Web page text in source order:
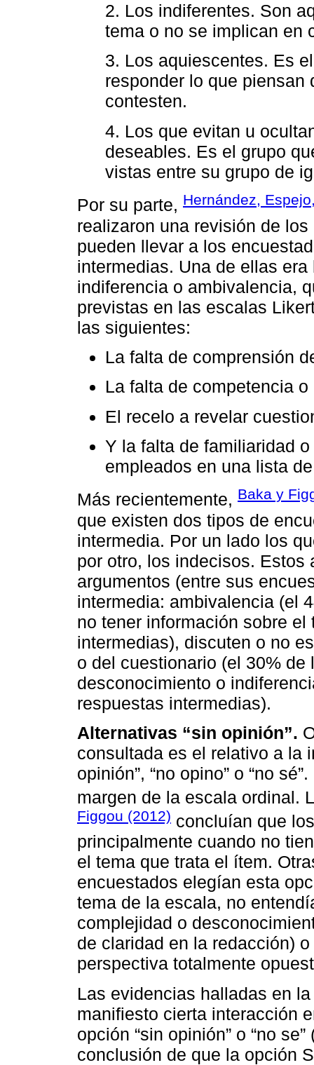
2. Los indiferentes. Son
tema o no se implican en
3. Los aquiescentes. Es
responder lo que piensan
contesten.
4. Los que evitan u
deseables. Es el grupo
vistas entre su grupo de
Por su parte, Hernández,
realizaron una revisión de
pueden llevar a los
intermedias. Una de ellas
indiferencia o ambivalencia,
previstas en las escalas
las siguientes:
La falta de comprensión
La falta de competencia
El recelo a revelar
Y la falta de familiaridad
empleados en una lista
Más recientemente, Baka y
que existen dos tipos de
intermedia. Por un lado los
por otro, los indecisos. Estos
argumentos (entre sus
intermedia: ambivalencia (el
no tener información sobre
intermedias), discuten o no
o del cuestionario (el 30%
desconocimiento o
respuestas intermedias).
Alternativas “sin opinión”.
consultada es el relativo a la
opinión”, “no opino” o “no
margen de la escala ordinal.
Figgou (2012) concluían que
principalmente cuando no
el tema que trata el ítem.
encuestados elegían esta
tema de la escala, no
complejidad o
de claridad en la redacción)
perspectiva totalmente
Las evidencias halladas en
manifiesto cierta interacción
opción “sin opinión” o “no
conclusión de que la opción